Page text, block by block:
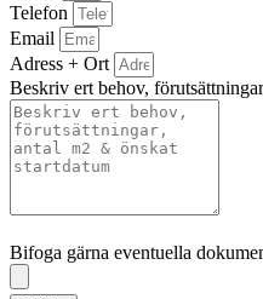
Telefon
Email
Adress + Ort
Beskriv ert behov,
Bifoga gärna eventuella